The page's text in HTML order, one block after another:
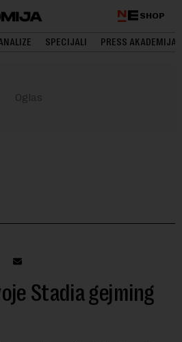
SHOP
SPECIJALI PRESS AKADEMIJA
Stadia gejming